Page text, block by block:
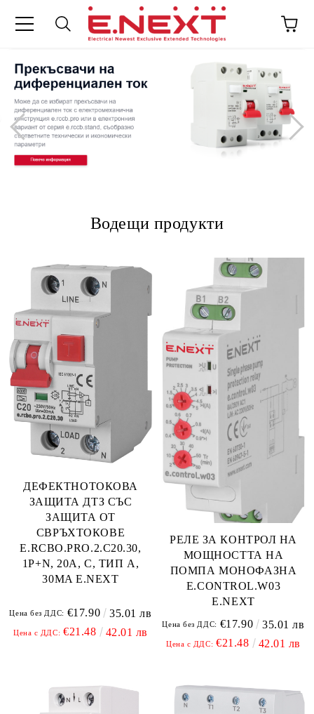
Водещи продукти
ДЕФЕКТНОТОКОВА
ЗАЩИТА ДТЗ СЪС
ЗАЩИТА ОТ
СВРЪХТОКОВЕ
E.RCBO.PRO.2.C20.30,
1P+N, 20А, С, ТИП А,
30MA E.NEXT
Цена без ДДС: €17.90 35.01 лв
Цена с ДДС: €21.48 42.01 лв
РЕЛЕ ЗА КОНТРОЛ НА
МОЩНОСТТА НА
ПОМПА МОНОФАЗНА
E.CONTROL.W03
E.NEXT
Цена без ДДС: €17.90 35.01 лв
Цена с ДДС: €21.48 42.01 лв